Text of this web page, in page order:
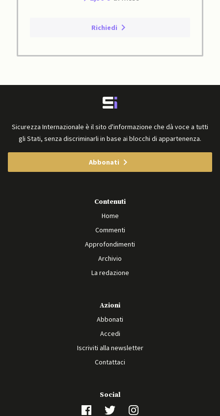
Richiedi
Sicurezza Internazionale è il sito d'informazione che dà voce a tutti
gli Stati, senza discriminarli in base ai blocchi di appartenenza.
Abbonati
Contenuti
Home
Commenti
Approfondimenti
Archivio
La redazione
Azioni
Abbonati
Accedi
Iscriviti alla newsletter
Contattaci
Social